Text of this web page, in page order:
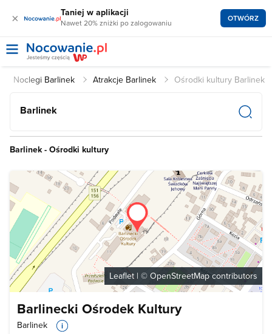
× Taniej w aplikacji
Nawet 20% zniżki po zalogowaniu OTWÓRZ
Noclegi Barlinek Atrakcje Barlinek Ośrodki kultury Barlinek
Barlinek
Barlinek - Ośrodki kultury
Leaflet | © OpenStreetMapcontributors
Barlinecki Ośrodek Kultury
Barlinek